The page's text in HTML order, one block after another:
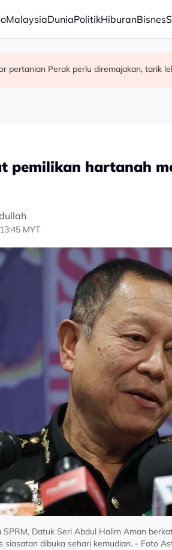
MalaysiaDuniaPolitikHiburanBisnes
import udang Thailand dijangka
BN terbuka untuk berunding, tukar
pertanian Perak perlu diremajakan, tarik
pemilikan hartanah
MYT
SPRM, Datuk Seri Abdul Halim Aman
siasatan dibuka sehari kemudian. - Foto